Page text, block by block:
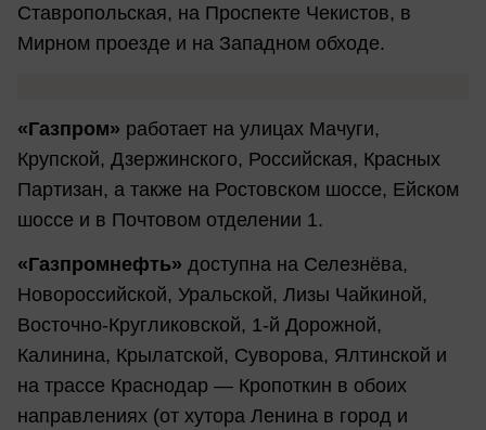
Ставропольская, на Проспекте Чекистов, в
Мирном проезде и на Западном обходе.
«Газпром» работает на улицах Мачуги,
Крупской, Дзержинского, Российская, Красных
Партизан, а также на Ростовском шоссе, Ейском
шоссе и в Почтовом отделении 1.
«Газпромнефть» доступна на Селезнёва,
Новороссийской, Уральской, Лизы Чайкиной,
Восточно-Кругликовской, 1-й Дорожной,
Калинина, Крылатской, Суворова, Ялтинской и
на трассе Краснодар — Кропоткин в обоих
направлениях (от хутора Ленина в город и